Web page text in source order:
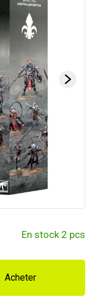
En stock 2 pcs
Acheter